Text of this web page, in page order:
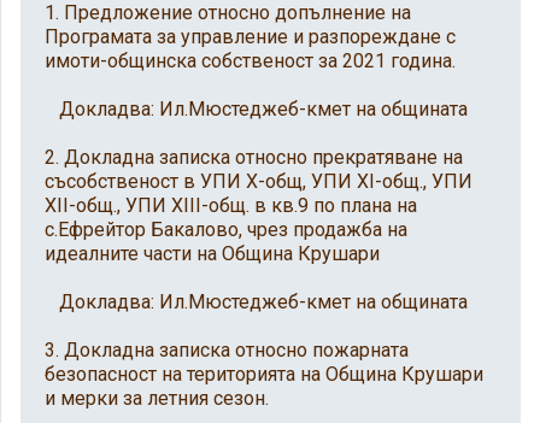
1. Предложение относно допълнение на
Програмата за управление и разпореждане с
имоти-общинска собственост за 2021 година.
Докладва: Ил.Мюстеджеб-кмет на общината
2. Докладна записка относно прекратяване на
съсобственост в УПИ X-общ, УПИ XI-общ., УПИ
XII-общ., УПИ XIII-общ. в кв.9 по плана на
с.Ефрейтор Бакалово, чрез продажба на
идеалните части на Община Крушари
Докладва: Ил.Мюстеджеб-кмет на общината
3. Докладна записка относно пожарната
безопасност на територията на Община Крушари
и мерки за летния сезон.